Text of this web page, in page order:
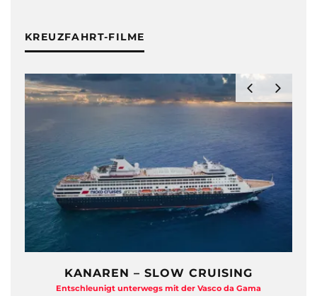
KREUZFAHRT-FILME
KANAREN – SLOW CRUISING
Entschleunigt unterwegs mit der Vasco da Gama